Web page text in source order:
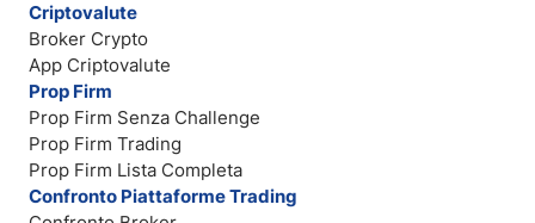
Criptovalute
Broker Crypto
App Criptovalute
Prop Firm
Prop Firm Senza Challenge
Prop Firm Trading
Prop Firm Lista Completa
Confronto Piattaforme Trading